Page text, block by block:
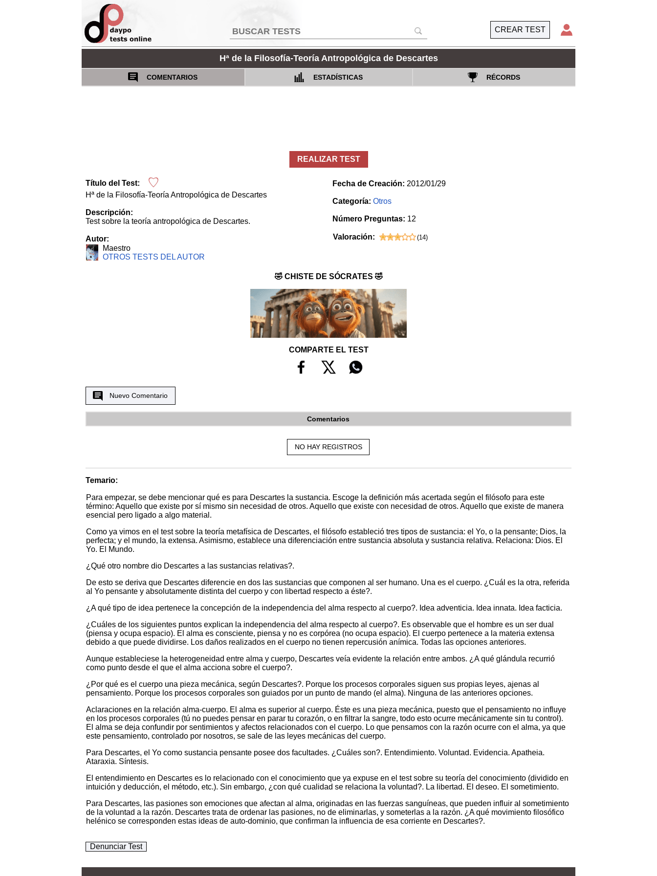
CREAR TEST
Hª de la Filosofía-Teoría Antropológica de Descartes
COMENTARIOS ESTADÍSTICAS RÉCORDS
REALIZAR TEST
Título del Test:
Hª de la Filosofía-Teoría Antropológica de Descartes
Descripción:
Test sobre la teoría antropológica de Descartes.
Autor:
Maestro
OTROS TESTS DEL AUTOR
Fecha de Creación: 2012/01/29
Categoría: Otros
Número Preguntas: 12
Valoración: (14)
🤣 CHISTE DE SÓCRATES 🤣
COMPARTE EL TEST
Nuevo Comentario
Comentarios
NO HAY REGISTROS
Temario:
Para empezar, se debe mencionar qué es para Descartes la sustancia. Escoge la definición más acertada según el filósofo para este
término: Aquello que existe por sí mismo sin necesidad de otros. Aquello que existe con necesidad de otros. Aquello que existe de manera
esencial pero ligado a algo material.
Como ya vimos en el test sobre la teoría metafísica de Descartes, el filósofo estableció tres tipos de sustancia: el Yo, o la pensante; Dios, la
perfecta; y el mundo, la extensa. Asimismo, establece una diferenciación entre sustancia absoluta y sustancia relativa. Relaciona: Dios. El
Yo. El Mundo.
¿Qué otro nombre dio Descartes a las sustancias relativas?.
De esto se deriva que Descartes diferencie en dos las sustancias que componen al ser humano. Una es el cuerpo. ¿Cuál es la otra, referida
al Yo pensante y absolutamente distinta del cuerpo y con libertad respecto a éste?.
¿A qué tipo de idea pertenece la concepción de la independencia del alma respecto al cuerpo?. Idea adventicia. Idea innata. Idea facticia.
¿Cuáles de los siguientes puntos explican la independencia del alma respecto al cuerpo?. Es observable que el hombre es un ser dual
(piensa y ocupa espacio). El alma es consciente, piensa y no es corpórea (no ocupa espacio). El cuerpo pertenece a la materia extensa
debido a que puede dividirse. Los daños realizados en el cuerpo no tienen repercusión anímica. Todas las opciones anteriores.
Aunque estableciese la heterogeneidad entre alma y cuerpo, Descartes veía evidente la relación entre ambos. ¿A qué glándula recurrió
como punto desde el que el alma acciona sobre el cuerpo?.
¿Por qué es el cuerpo una pieza mecánica, según Descartes?. Porque los procesos corporales siguen sus propias leyes, ajenas al
pensamiento. Porque los procesos corporales son guiados por un punto de mando (el alma). Ninguna de las anteriores opciones.
Aclaraciones en la relación alma-cuerpo. El alma es superior al cuerpo. Éste es una pieza mecánica, puesto que el pensamiento no influye
en los procesos corporales (tú no puedes pensar en parar tu corazón, o en filtrar la sangre, todo esto ocurre mecánicamente sin tu control).
El alma se deja confundir por sentimientos y afectos relacionados con el cuerpo. Lo que pensamos con la razón ocurre con el alma, ya que
este pensamiento, controlado por nosotros, se sale de las leyes mecánicas del cuerpo.
Para Descartes, el Yo como sustancia pensante posee dos facultades. ¿Cuáles son?. Entendimiento. Voluntad. Evidencia. Apatheia.
Ataraxia. Síntesis.
El entendimiento en Descartes es lo relacionado con el conocimiento que ya expuse en el test sobre su teoría del conocimiento (dividido en
intuición y deducción, el método, etc.). Sin embargo, ¿con qué cualidad se relaciona la voluntad?. La libertad. El deseo. El sometimiento.
Para Descartes, las pasiones son emociones que afectan al alma, originadas en las fuerzas sanguíneas, que pueden influir al sometimiento
de la voluntad a la razón. Descartes trata de ordenar las pasiones, no de eliminarlas, y someterlas a la razón. ¿A qué movimiento filosófico
helénico se corresponden estas ideas de auto-dominio, que confirman la influencia de esa corriente en Descartes?.
Denunciar Test